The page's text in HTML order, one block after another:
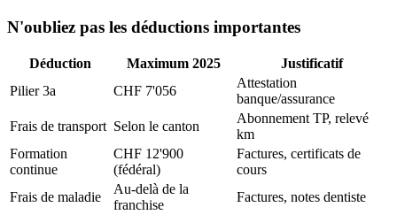
N'oubliez pas les déductions importantes
Déduction Maximum 2025
Justificatif
Pilier 3a
CHF 7'056
Attestation
banque/assurance
Frais de transport Selon le canton
Abonnement TP, relevé
km
Formation
continue
CHF 12'900
(fédéral)
Factures, certificats de
cours
Frais de maladie
Au-delà de la
franchise
Factures, notes dentiste